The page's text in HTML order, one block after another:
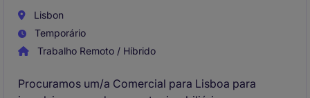
Lisbon
Temporário
Trabalho Remoto / Híbrido
Procuramos um/a Comercial para Lisboa para